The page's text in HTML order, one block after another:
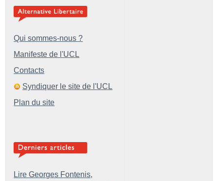
Qui sommes-nous ?
Manifeste de l'UCL
Contacts
Syndiquer le site de l'UCL
Plan du site
Lire Georges Fontenis,